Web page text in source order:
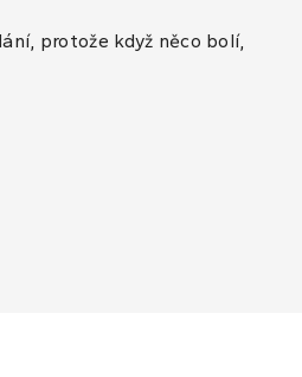
protože když něco bolí,